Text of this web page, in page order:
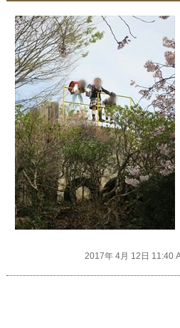
2017年 4月 12日 11:40